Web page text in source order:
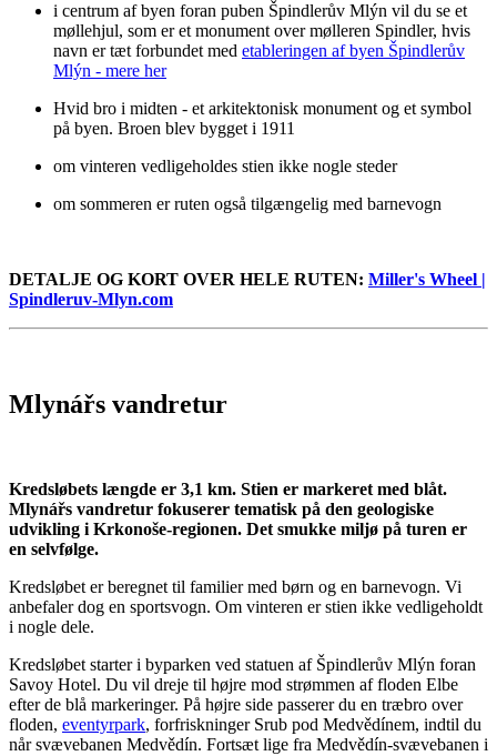
i centrum af byen foran puben Špindlerův Mlýn vil du se et
møllehjul, som er et monument over mølleren Spindler, hvis
navn er tæt forbundet med etableringen af ​​byen Špindlerův
Mlýn - mere her
Hvid bro i midten - et arkitektonisk monument og et symbol
på byen. Broen blev bygget i 1911
om vinteren vedligeholdes stien ikke nogle steder
om sommeren er ruten også tilgængelig med barnevogn
DETALJE OG KORT OVER HELE RUTEN: Miller's Wheel |
Spindleruv-Mlyn.com
Mlynářs vandretur
Kredsløbets længde er 3,1 km. Stien er markeret med blåt.
Mlynářs vandretur fokuserer tematisk på den geologiske
udvikling i Krkonoše-regionen. Det smukke miljø på turen er
en selvfølge.
Kredsløbet er beregnet til familier med børn og en barnevogn. Vi
anbefaler dog en sportsvogn. Om vinteren er stien ikke vedligeholdt
i nogle dele.
Kredsløbet starter i byparken ved statuen af ​​Špindlerův Mlýn foran
Savoy Hotel. Du vil dreje til højre mod strømmen af ​​floden Elbe
efter de blå markeringer. På højre side passerer du en træbro over
floden, eventyrpark, forfriskninger Srub pod Medvědínem, indtil du
når svævebanen Medvědín. Fortsæt lige fra Medvědín-svævebanen i